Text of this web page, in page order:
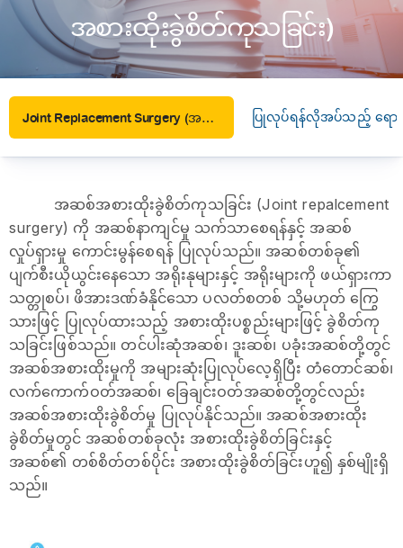
အစားထိုးခွဲစိတ်ကုသခြင်း)
Joint Replacement Surgery (အဆစ်အစားထိုးခွဲစိတ်ကုသခြင်း) ပြုလုပ်ရန်လိုအပ်သည့် ရောဂါ
အဆစ်အစားထိုးခွဲစိတ်ကုသခြင်း (Joint repalcement
surgery) ကို အဆစ်နာကျင်မှု သက်သာစေရန်နှင့် အဆစ်
လှုပ်ရှားမှု ကောင်းမွန်စေရန် ပြုလုပ်သည်။ အဆစ်တစ်ခု၏
ပျက်စီးယိုယွင်းနေသော အရိုးနုများနှင့် အရိုးများကို ဖယ်ရှားကာ
သတ္တုစပ်၊ ဖိအားဒဏ်ခံနိုင်သော ပလတ်စတစ် သို့မဟုတ် ကြွေ
သားဖြင့် ပြုလုပ်ထားသည့် အစားထိုးပစ္စည်းများဖြင့် ခွဲစိတ်ကု
သခြင်းဖြစ်သည်။ တင်ပါးဆုံအဆစ်၊ ဒူးဆစ်၊ ပခုံးအဆစ်တို့တွင်
အဆစ်အစားထိုးမှုကို အများဆုံးပြုလုပ်လေ့ရှိပြီး တံတောင်ဆစ်၊
လက်ကောက်ဝတ်အဆစ်၊ ခြေချင်းဝတ်အဆစ်တို့တွင်လည်း
အဆစ်အစားထိုးခွဲစိတ်မှု ပြုလုပ်နိုင်သည်။ အဆစ်အစားထိုး
ခွဲစိတ်မှုတွင် အဆစ်တစ်ခုလုံး အစားထိုးခွဲစိတ်ခြင်းနှင့်
အဆစ်၏ တစ်စိတ်တစ်ပိုင်း အစားထိုးခွဲစိတ်ခြင်းဟူ၍ နှစ်မျိုးရှိ
သည်။